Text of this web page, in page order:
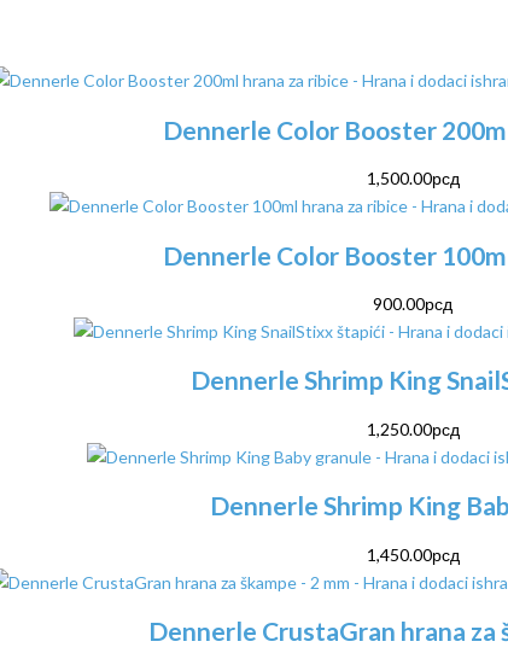
Dennerle Color Booster
1,500.00рсд
Dennerle Color Booster
900.00рсд
Dennerle Shrimp King
1,250.00рсд
Dennerle Shrimp King
1,450.00рсд
Dennerle CrustaGran hrana za